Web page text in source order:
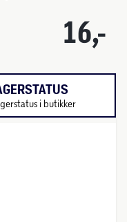
16,-
i butikker